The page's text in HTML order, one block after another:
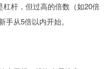
杆，但过高的倍数（如20倍
从5倍以内开始。